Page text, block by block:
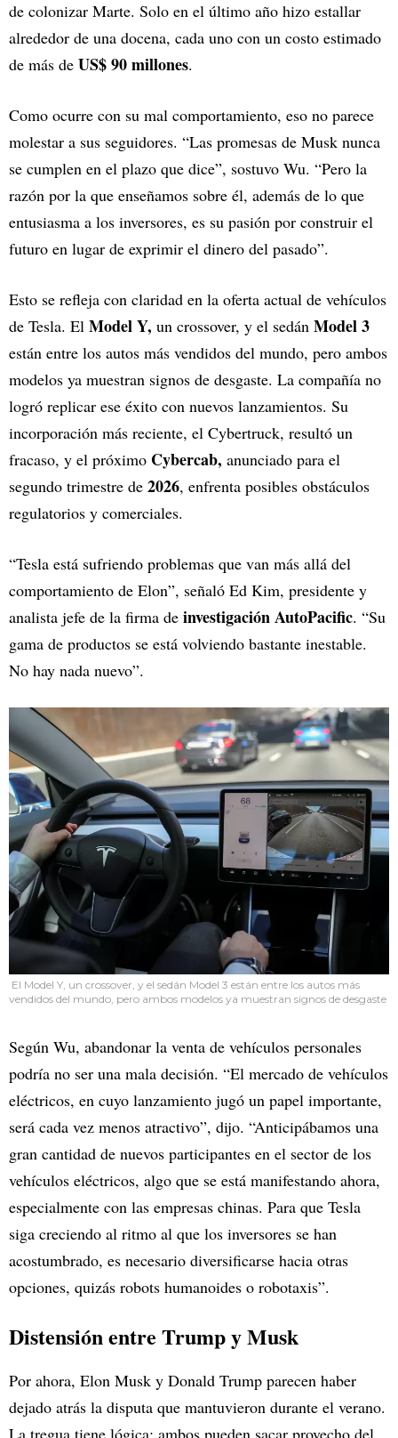
de colonizar Marte. Solo en el último año hizo estallar
alrededor de una docena, cada uno con un costo estimado
de más de US$ 90 millones.
Como ocurre con su mal comportamiento, eso no parece
molestar a sus seguidores. “Las promesas de Musk nunca
se cumplen en el plazo que dice”, sostuvo Wu. “Pero la
razón por la que enseñamos sobre él, además de lo que
entusiasma a los inversores, es su pasión por construir el
futuro en lugar de exprimir el dinero del pasado”.
Esto se refleja con claridad en la oferta actual de vehículos
de Tesla. El Model Y, un crossover, y el sedán Model 3
están entre los autos más vendidos del mundo, pero ambos
modelos ya muestran signos de desgaste. La compañía no
logró replicar ese éxito con nuevos lanzamientos. Su
incorporación más reciente, el Cybertruck, resultó un
fracaso, y el próximo Cybercab, anunciado para el
segundo trimestre de 2026, enfrenta posibles obstáculos
regulatorios y comerciales.
“Tesla está sufriendo problemas que van más allá del
comportamiento de Elon”, señaló Ed Kim, presidente y
analista jefe de la firma de investigación AutoPacific. “Su
gama de productos se está volviendo bastante inestable.
No hay nada nuevo”.
El Model Y, un crossover, y el sedán Model 3 están entre los autos más
vendidos del mundo, pero ambos modelos ya muestran signos de desgaste
Según Wu, abandonar la venta de vehículos personales
podría no ser una mala decisión. “El mercado de vehículos
eléctricos, en cuyo lanzamiento jugó un papel importante,
será cada vez menos atractivo”, dijo. “Anticipábamos una
gran cantidad de nuevos participantes en el sector de los
vehículos eléctricos, algo que se está manifestando ahora,
especialmente con las empresas chinas. Para que Tesla
siga creciendo al ritmo al que los inversores se han
acostumbrado, es necesario diversificarse hacia otras
opciones, quizás robots humanoides o robotaxis”.
Distensión entre Trump y Musk
Por ahora, Elon Musk y Donald Trump parecen haber
dejado atrás la disputa que mantuvieron durante el verano.
La tregua tiene lógica: ambos pueden sacar provecho del